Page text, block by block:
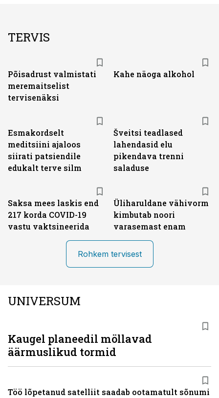
TERVIS
Põisadrust valmistati
meremaitselist
tervisenäksi
Kahe näoga alkohol
Esmakordselt
meditsiini ajaloos
siirati patsiendile
edukalt terve silm
Šveitsi teadlased
lahendasid elu
pikendava trenni
saladuse
Saksa mees laskis end
217 korda COVID-19
vastu vaktsineerida
Üliharuldane vähivorm
kimbutab noori
varasemast enam
Rohkem tervisest
UNIVERSUM
Kaugel planeedil möllavad
äärmuslikud tormid
Töö lõpetanud satelliit saadab ootamatult sõnumi